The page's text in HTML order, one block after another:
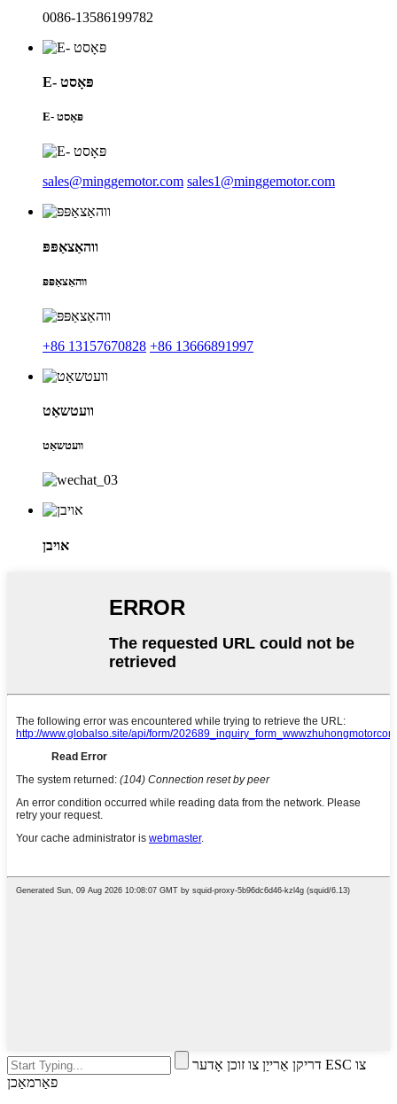
0086-13586199782
E- פּאָסט
E- פּאָסט
sales@minggemotor.com sales1@minggemotor.com
ווהאַצאַפּפּ
ווהאַצאַפּפּ
+86 13157670828 +86 13666891997
וועטשאַט
וועטשאַט
אויבן
דריקן אַרייַן צו זוכן אָדער ESC צו
פאַרמאַכן